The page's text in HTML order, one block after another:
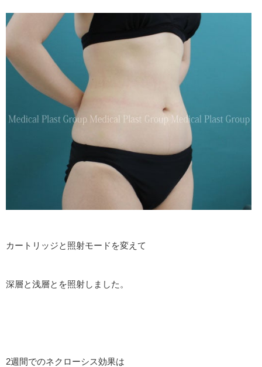
カートリッジと照射モードを変えて
深層と浅層とを照射しました。
2週間でのネクローシス効果は